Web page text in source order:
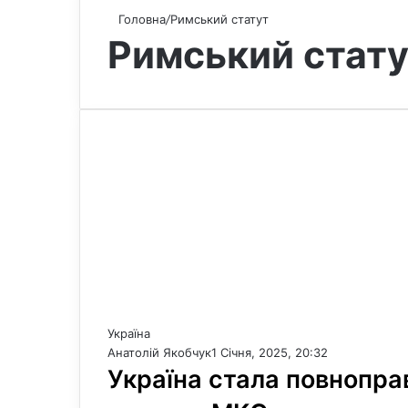
Головна/Римський статут
Римський
Україна
Анатолій Якобчук1 Січня, 2025, 20:32
Україна стала